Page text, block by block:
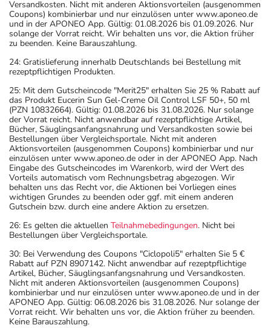
Versandkosten. Nicht mit anderen Aktionsvorteilen (ausgenommen
Coupons) kombinierbar und nur einzulösen unter www.aponeo.de
und in der APONEO App. Gültig: 01.08.2026 bis 01.09.2026. Nur
solange der Vorrat reicht. Wir behalten uns vor, die Aktion früher
zu beenden. Keine Barauszahlung.
24: Gratislieferung innerhalb Deutschlands bei Bestellung mit
rezeptpflichtigen Produkten.
25: Mit dem Gutscheincode "Merit25" erhalten Sie 25 % Rabatt auf
das Produkt Eucerin Sun Gel-Creme Oil Control LSF 50+, 50 ml
(PZN 10832664). Gültig: 01.08.2026 bis 31.08.2026. Nur solange
der Vorrat reicht. Nicht anwendbar auf rezeptpflichtige Artikel,
Bücher, Säuglingsanfangsnahrung und Versandkosten sowie bei
Bestellungen über Vergleichsportale. Nicht mit anderen
Aktionsvorteilen (ausgenommen Coupons) kombinierbar und nur
einzulösen unter www.aponeo.de oder in der APONEO App. Nach
Eingabe des Gutscheincodes im Warenkorb, wird der Wert des
Vorteils automatisch vom Rechnungsbetrag abgezogen. Wir
behalten uns das Recht vor, die Aktionen bei Vorliegen eines
wichtigen Grundes zu beenden oder ggf. mit einem anderen
Gutschein bzw. durch eine andere Aktion zu ersetzen.
26: Es gelten die aktuellen Teilnahmebedingungen. Nicht bei
Bestellungen über Vergleichsportale.
30: Bei Verwendung des Coupons "Ciclopoli5" erhalten Sie 5 €
Rabatt auf PZN 8907142. Nicht anwendbar auf rezeptpflichtige
Artikel, Bücher, Säuglingsanfangsnahrung und Versandkosten.
Nicht mit anderen Aktionsvorteilen (ausgenommen Coupons)
kombinierbar und nur einzulösen unter www.aponeo.de und in der
APONEO App. Gültig: 06.08.2026 bis 31.08.2026. Nur solange der
Vorrat reicht. Wir behalten uns vor, die Aktion früher zu beenden.
Keine Barauszahlung.